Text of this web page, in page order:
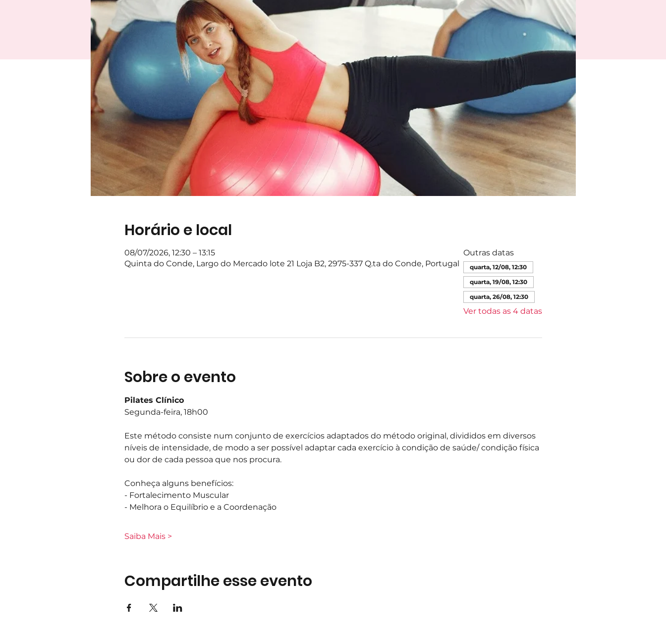
Horário e local
08/07/2026, 12:30 – 13:15
Quinta do Conde, Largo do Mercado lote 21 Loja B2, 2975-337 Q.ta do Conde, Portugal
Outras datas
quarta, 12/08, 12:30
quarta, 19/08, 12:30
quarta, 26/08, 12:30
Ver todas as 4 datas
Sobre o evento
Pilates Clínico
Segunda-feira, 18h00
Este método consiste num conjunto de exercícios adaptados do método original, divididos em diversos
níveis de intensidade, de modo a ser possível adaptar cada exercício à condição de saúde/ condição física
ou dor de cada pessoa que nos procura.
Conheça alguns benefícios:
- Fortalecimento Muscular
- Melhora o Equilíbrio e a Coordenação
Saiba Mais >
Compartilhe esse evento